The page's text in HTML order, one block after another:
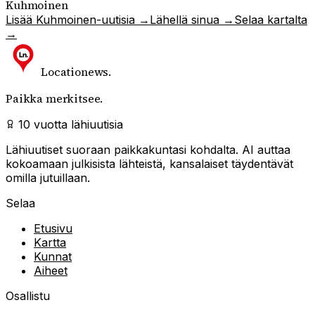
Kuhmoinen
Lisää Kuhmoinen-uutisia → Lähellä sinua → Selaa kartalta
→
Locationews.
Paikka merkitsee.
10 vuotta lähiuutisia
Lähiuutiset suoraan paikkakuntasi kohdalta. AI auttaa
kokoamaan julkisista lähteistä, kansalaiset täydentävät
omilla jutuillaan.
Selaa
Etusivu
Kartta
Kunnat
Aiheet
Osallistu